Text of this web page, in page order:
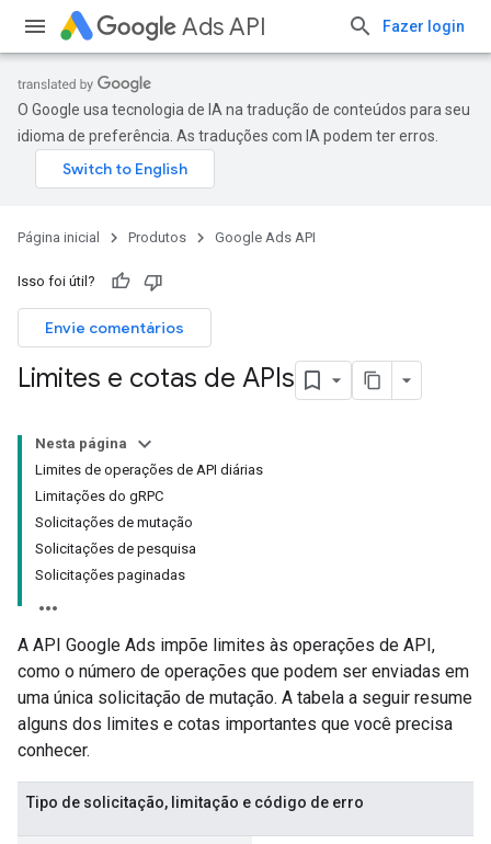
Ads API Fazer login
O Google usa tecnologia de IA na tradução de conteúdos para seu
idioma de preferência. As traduções com IA podem ter erros.
Página inicial Produtos Google Ads API
Isso foi útil?
Envie comentários
Limites e cotas de APIs
Nesta página
Limites de operações de API diárias
Limitações do gRPC
Solicitações de mutação
Solicitações de pesquisa
Solicitações paginadas
A API Google Ads impõe limites às operações de API,
como o número de operações que podem ser enviadas em
uma única solicitação de mutação. A tabela a seguir resume
alguns dos limites e cotas importantes que você precisa
conhecer.
Tipo de solicitação, limitação e código de erro